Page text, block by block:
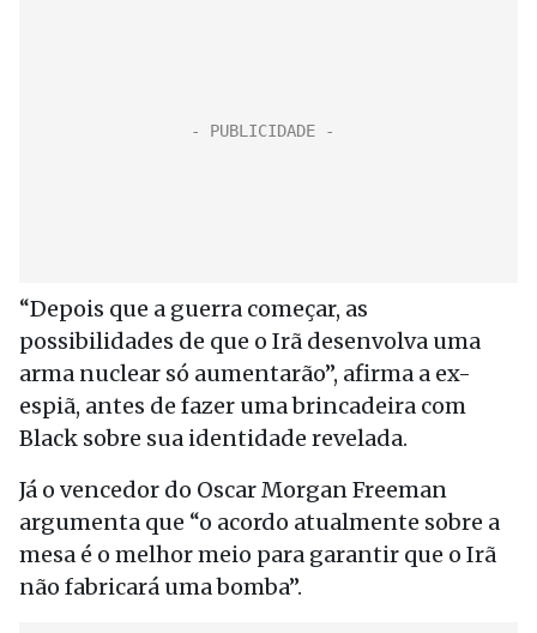
“Depois que a guerra começar, as
possibilidades de que o Irã desenvolva uma
arma nuclear só aumentarão”, afirma a ex-
espiã, antes de fazer uma brincadeira com
Black sobre sua identidade revelada.
Já o vencedor do Oscar Morgan Freeman
argumenta que “o acordo atualmente sobre a
mesa é o melhor meio para garantir que o Irã
não fabricará uma bomba”.